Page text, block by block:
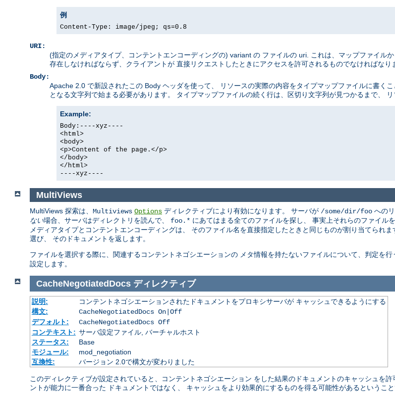
例
Content-Type: image/jpeg; qs=0.8
URI:
(指定のメディアタイプ、コンテントエンコーディングの) variant の ファイルの uri. これは、マップファイル
存在しなければならず、クライアントが 直接リクエストしたときにアクセスを許可されるものでなければなり
Body:
Apache 2.0 で新設されたこの Body ヘッダを使って、 リソースの実際の内容をタイプマップファイルに書く
となる文字列で始まる必要があります。 タイプマップファイルの続く行は、区切り文字列が見つかるまで、 リ
Example:
Body:----xyz----
<html>
<body>
<p>Content of the page.</p>
</body>
</html>
----xyz----
MultiViews
MultiViews 探索は、 Multiviews Options ディレクティブにより有効になります。 サーバが /some/dir/foo への
ない場合、サーバはディレクトリを読んで、 foo.* にあてはまる全てのファイルを探し、 事実上それらのファイル
メディアタイプとコンテントエンコーディングは、 そのファイル名を直接指定したときと同じものが割り当てられ
選び、 そのドキュメントを返します。
ファイルを選択する際に、関連するコンテントネゴシエーションの メタ情報を持たないファイルについて、判定を行
設定します。
CacheNegotiatedDocs ディレクティブ
説明:
コンテントネゴシエーションされたドキュメントをプロキシサーバが キャッシュできるようにする
構文:
CacheNegotiatedDocs On|Off
デフォルト:
CacheNegotiatedDocs Off
コンテキスト: サーバ設定ファイル, バーチャルホスト
ステータス:
Base
モジュール:
mod_negotiation
互換性:
バージョン 2.0で構文が変わりました
このディレクティブが設定されていると、コンテントネゴシエーション をした結果のドキュメントのキャッシュを
ントが能力に一番合った ドキュメントではなく、 キャッシュをより効果的にするものを得る可能性があるということ